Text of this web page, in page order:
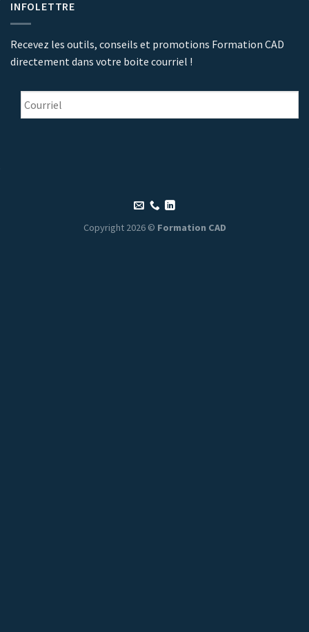
INFOLETTRE
Recevez les outils, conseils et promotions Formation CAD
directement dans votre boite courriel !
Courriel *
Copyright 2026 © Formation CAD